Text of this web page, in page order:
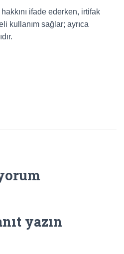
ifade ederken, irtifak
kullanım sağlar; ayrıca
yazın